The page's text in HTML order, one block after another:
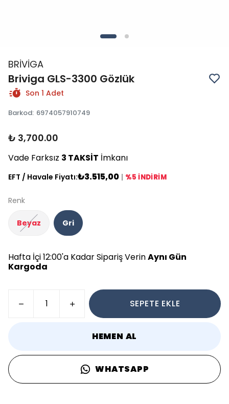
BRİVİGA
Briviga GLS-3300 Gözlük
Son 1 Adet
Barkod: 6974057910749
₺ 3,700.00
Vade Farksız 3 TAKSİT İmkanı
EFT / Havale Fiyatı:₺3.515,00 | %5 İNDİRİM
Renk
Beyaz Gri
Hafta İçi 12:00'a Kadar Sipariş VerinAynı Gün
Kargoda
SEPETE EKLE
HEMEN AL
WHATSAPP